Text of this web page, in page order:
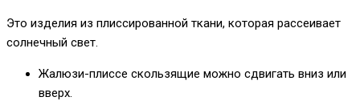
Это изделия из плиссированной ткани, которая рассеивает
солнечный свет.
Жалюзи-плиссе скользящие можно сдвигать вниз или
вверх.